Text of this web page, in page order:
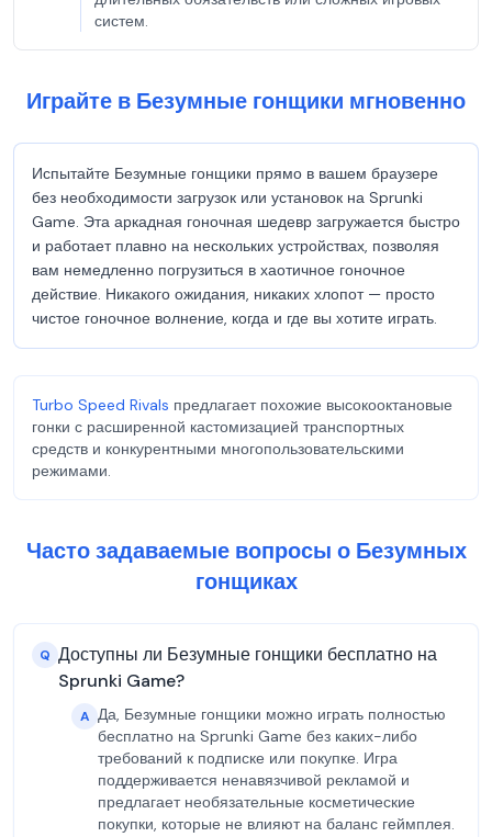
систем.
Играйте в Безумные гонщики мгновенно
Испытайте Безумные гонщики прямо в вашем браузере
без необходимости загрузок или установок на Sprunki
Game. Эта аркадная гоночная шедевр загружается быстро
и работает плавно на нескольких устройствах, позволяя
вам немедленно погрузиться в хаотичное гоночное
действие. Никакого ожидания, никаких хлопот — просто
чистое гоночное волнение, когда и где вы хотите играть.
Turbo Speed Rivals предлагает похожие высокооктановые
гонки с расширенной кастомизацией транспортных
средств и конкурентными многопользовательскими
режимами.
Часто задаваемые вопросы о Безумных
гонщиках
Q Доступны ли Безумные гонщики бесплатно на
Sprunki Game?
A Да, Безумные гонщики можно играть полностью
бесплатно на Sprunki Game без каких-либо
требований к подписке или покупке. Игра
поддерживается ненавязчивой рекламой и
предлагает необязательные косметические
покупки, которые не влияют на баланс геймплея.